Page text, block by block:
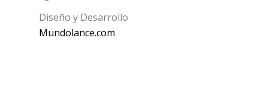
Diseño y Desarrollo
Mundolance.com